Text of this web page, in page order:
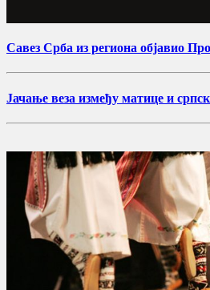
Савез Срба из региона објавио
Јачање веза између матице и